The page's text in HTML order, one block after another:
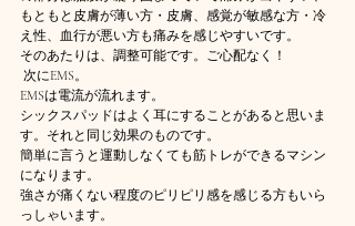
もともと皮膚が薄い方・皮膚、感覚が敏感な方・冷
え性、血行が悪い方も痛みを感じやすいです。
そのあたりは、調整可能です。ご心配なく！
次にEMS。
EMSは電流が流れます。
シックスパッドはよく耳にすることがあると思いま
す。それと同じ効果のものです。
簡単に言うと運動しなくても筋トレができるマシン
になります。
強さが痛くない程度のピリピリ感を感じる方もいら
っしゃいます。